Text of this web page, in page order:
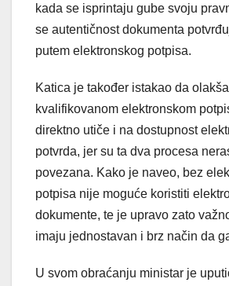
kada se isprintaju gube svoju
se autentičnost dokumenta
putem elektronskog potpisa.
Katica je također istakao da
kvalifikovanom elektronskom
direktno utiče i na dostupnost
potvrda, jer su ta dva procesa
povezana. Kako je naveo, bez
potpisa nije moguće koristiti
dokumente, te je upravo zato
imaju jednostavan i brz način da
U svom obraćanju ministar je